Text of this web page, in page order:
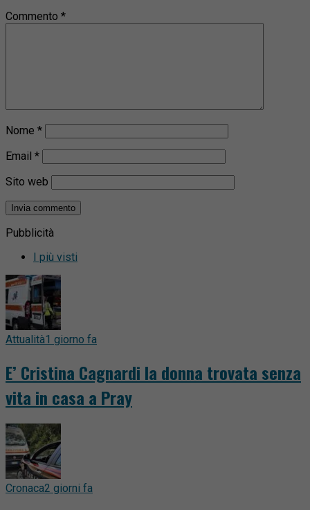
Commento *
Nome *
Email *
Sito web
Pubblicità
I più visti
Attualità1 giorno fa
E’ Cristina Cagnardi la donna trovata senza
vita in casa a Pray
Cronaca2 giorni fa